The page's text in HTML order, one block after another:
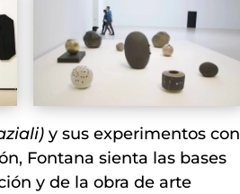
y sus experimentos con
Fontana sienta las bases
y de la obra de arte